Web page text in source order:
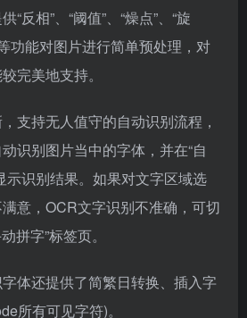
“反相”、“阈值”、“燥点”、“旋
等功能对图片进行简单预处理，对
完美地支持。
支持无人值守的自动识别流程，
识别图片当中的字体，并在“自
示识别结果。如果对文字区域选
意，OCR文字识别不准确，可切
拼字”标签页。
体还提供了简繁日转换、插入字
所有可见字符)。